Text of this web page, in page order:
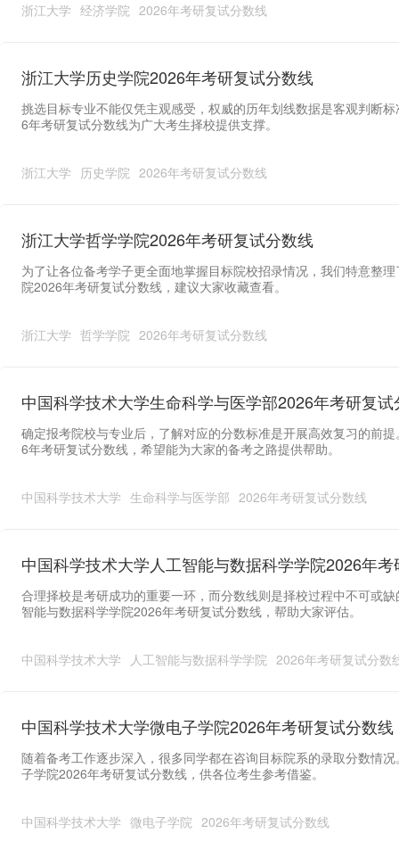
浙江大学 经济学院 2026年考研复试分数线
浙江大学历史学院2026年考研复试分数线
挑选目标专业不能仅凭主观感受，权威的历年划线数据是客观判断
6年考研复试分数线为广大考生择校提供支撑。
浙江大学 历史学院 2026年考研复试分数线
浙江大学哲学学院2026年考研复试分数线
为了让各位备考学子更全面地掌握目标院校招录情况，我们特意整
院2026年考研复试分数线，建议大家收藏查看。
浙江大学 哲学学院 2026年考研复试分数线
中国科学技术大学生命科学与医学部2026年考研复试
确定报考院校与专业后，了解对应的分数标准是开展高效复习的前
6年考研复试分数线，希望能为大家的备考之路提供帮助。
中国科学技术大学 生命科学与医学部 2026年考研复试分数线
中国科学技术大学人工智能与数据科学学院2026年
合理择校是考研成功的重要一环，而分数线则是择校过程中不可或
智能与数据科学学院2026年考研复试分数线，帮助大家评估。
中国科学技术大学 人工智能与数据科学学院 2026年考研复试分数
中国科学技术大学微电子学院2026年考研复试分数线
随着备考工作逐步深入，很多同学都在咨询目标院系的录取分数情
子学院2026年考研复试分数线，供各位考生参考借鉴。
中国科学技术大学 微电子学院 2026年考研复试分数线